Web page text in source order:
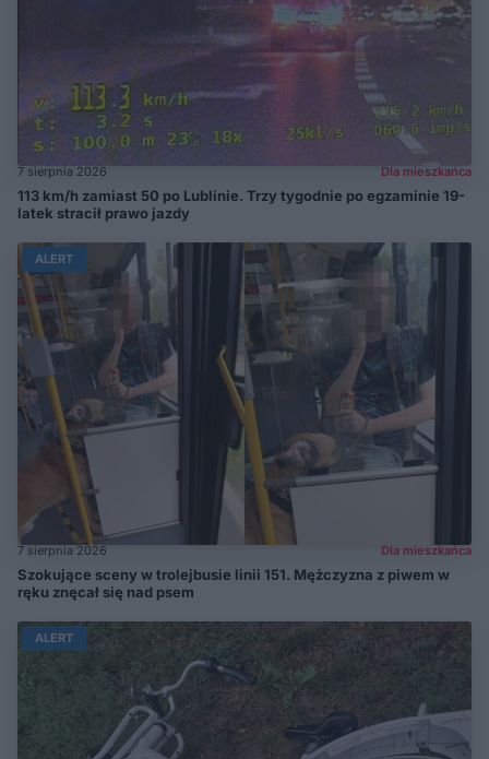
7 sierpnia 2026 Dla mieszkańca
113 km/h zamiast 50 po Lublinie. Trzy tygodnie po egzaminie 19-
latek stracił prawo jazdy
ALERT
7 sierpnia 2026 Dla mieszkańca
Szokujące sceny w trolejbusie linii 151. Mężczyzna z piwem w
ręku znęcał się nad psem
ALERT